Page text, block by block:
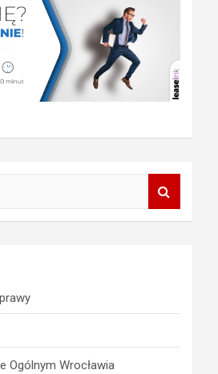
Ogólnym Wrocławia